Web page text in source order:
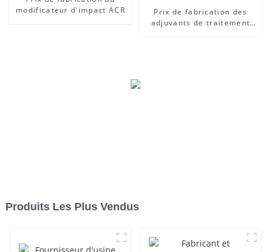
modificateur d'impact ACR
Prix ​​de fabrication des
adjuvants de traitement
Produits Les Plus Vendus